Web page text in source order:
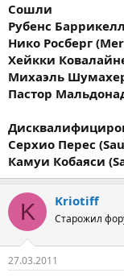
Сошли
Рубенс
Нико Росберг
Хейкки
Михаэль
Пастор
Серхио Перес
Камуи Кобаяси
K Kriotiff
Старожил
27.03.2011